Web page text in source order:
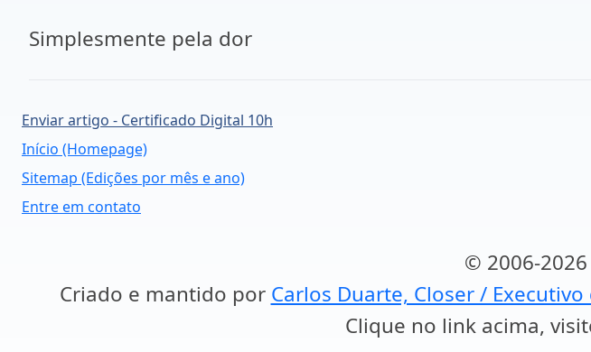
Simplesmente pela dor
Enviar artigo - Certificado Digital 10h
Início (Homepage)
Sitemap (Edições por mês e ano)
Entre em contato
© 2006-
Criado e mantido por Carlos Duarte, Closer /
Clique no link acima,